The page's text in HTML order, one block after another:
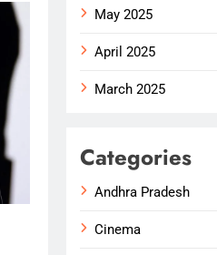
May 2025
April 2025
March 2025
Categories
Andhra Pradesh
Cinema